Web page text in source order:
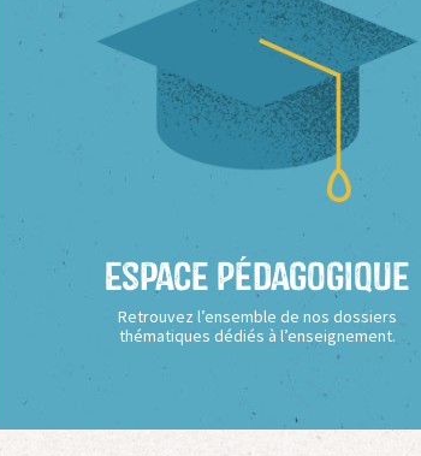
Espace Pédagogique
Retrouvez l’ensemble de nos dossiers
thématiques dédiés à l’enseignement.